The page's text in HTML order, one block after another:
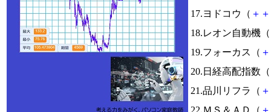
17.ヨドコウ（ ＋ ＋
18.レオン自動機（
19.フォーカス（ ＋
20.日経高配指数（
21.品川リフラ（ ＋
22.ＭＳ＆ＡＤ（ ＋